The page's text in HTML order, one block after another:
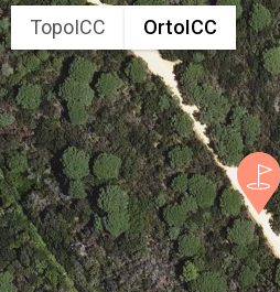
TopoICC OrtoICC